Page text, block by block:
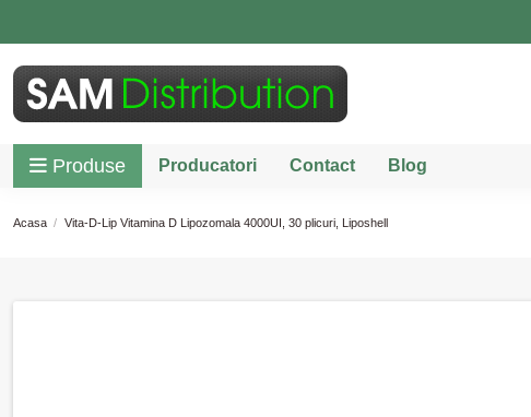
Produse Producatori Contact Blog
Acasa Vita-D-Lip Vitamina D Lipozomala 4000UI, 30 plicuri, Liposhell